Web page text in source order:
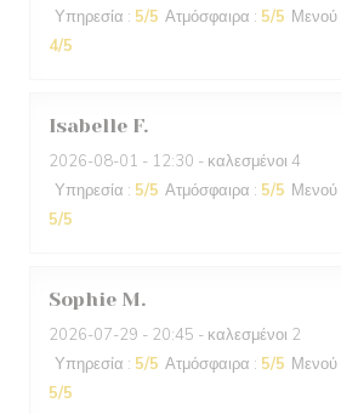
Υπηρεσία : 5/5 Ατμόσφαιρα : 5/5 Μενού
4/5
Isabelle F
2026-08-01 - 12:30 - καλεσμένοι 4
Υπηρεσία : 5/5 Ατμόσφαιρα : 5/5 Μενού
5/5
Sophie M
2026-07-29 - 20:45 - καλεσμένοι 2
Υπηρεσία : 5/5 Ατμόσφαιρα : 5/5 Μενού
5/5